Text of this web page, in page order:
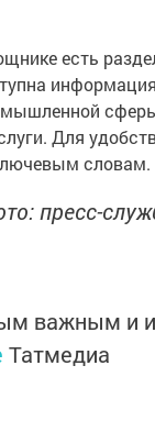
есть
Для
словам.
пресс-
важным и
Татмедиа